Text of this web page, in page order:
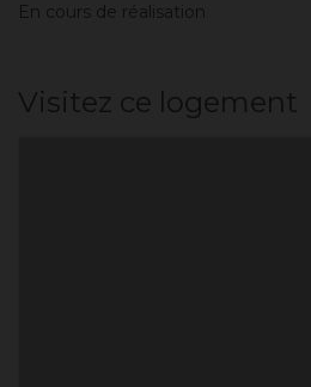
En cours de réalisation
Visitez ce logement